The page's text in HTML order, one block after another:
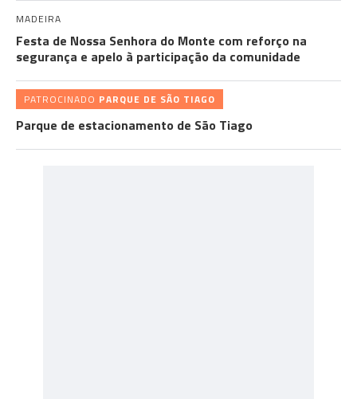
MADEIRA
Festa de Nossa Senhora do Monte com reforço na
segurança e apelo à participação da comunidade
PATROCINADO PARQUE DE SÃO TIAGO
Parque de estacionamento de São Tiago